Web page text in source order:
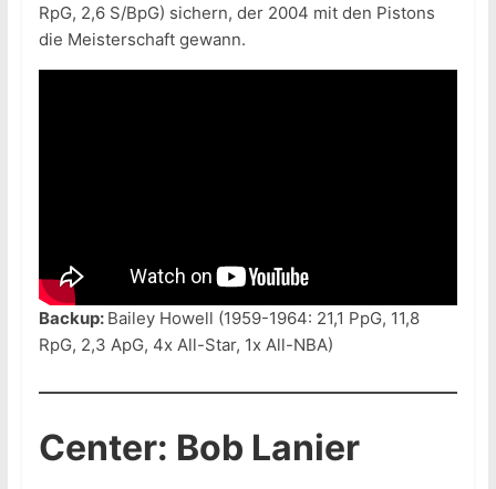
RpG, 2,6 S/BpG) sichern, der 2004 mit den Pistons
die Meisterschaft gewann.
Backup: Bailey Howell (1959-1964: 21,1 PpG, 11,8
RpG, 2,3 ApG, 4x All-Star, 1x All-NBA)
Center: Bob Lanier